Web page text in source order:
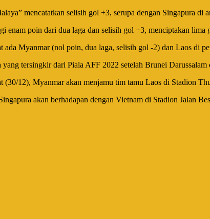
mencatatkan selisih gol +3, serupa dengan Singapura di
enam poin dari dua laga dan selisih gol +3, menciptakan lima
ada Myanmar (nol poin, dua laga, selisih gol -2) dan Laos di
tersingkir dari Piala AFF 2022 setelah Brunei
(30/12), Myanmar akan menjamu tim tamu Laos di Stadion
akan berhadapan dengan Vietnam di Stadion Jalan